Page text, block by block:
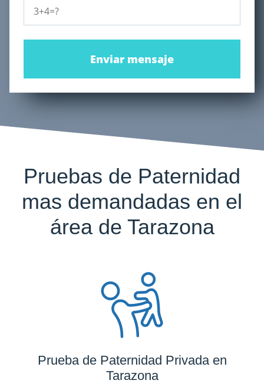
Enviar mensaje
Pruebas de Paternidad
mas demandadas en el
área de Tarazona
Prueba de Paternidad Privada en
Tarazona